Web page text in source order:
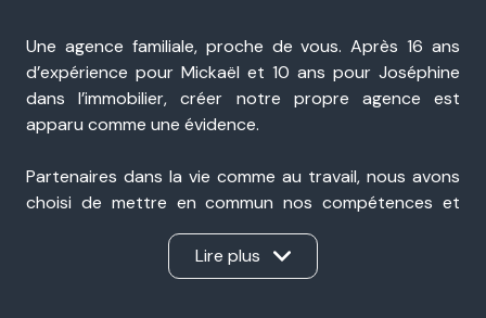
Une agence familiale, proche de vous. Après 16 ans
d’expérience pour Mickaël et 10 ans pour Joséphine
dans l’immobilier, créer notre propre agence est
apparu comme une évidence.
Partenaires dans la vie comme au travail, nous avons
choisi de mettre en commun nos compétences et
notre expérience pour accompagner nos clients avec
sérieux, transparence et réactivité. Présents à Portes-
lès-Valence et à Valence, nous sommes une agence
Lire plus